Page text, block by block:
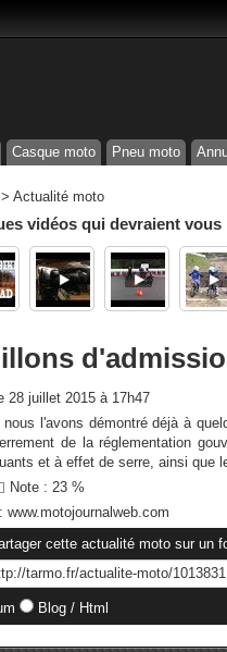
Casque moto Pneu moto
> Actualité moto
vidéos qui devraient vous
28 juillet 2015 à 17h47
nous l'avons démontré déjà à
de la réglementation
et à effet de serre, ainsi que
Note : 23 %
www.motojournalweb.com
cette actualité moto sur un
Blog / Html